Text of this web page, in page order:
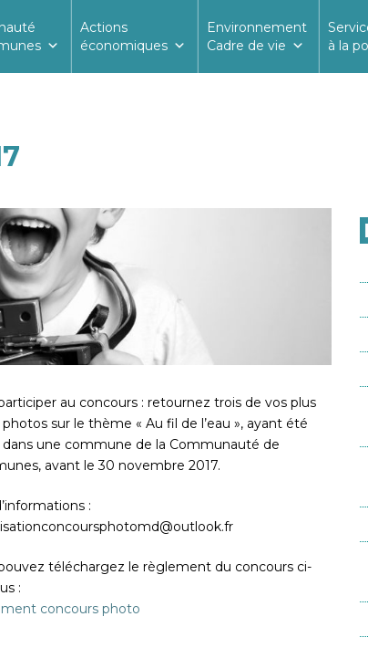
Actions
économiques
Environnement
Cadre de vie
à la
au concours : retournez trois de vos plus
sur le thème « Au fil de l’eau », ayant été
dans une commune de la Communauté de
avant le 30 novembre 2017.
:
téléchargez le règlement du concours ci-
:
concours photo